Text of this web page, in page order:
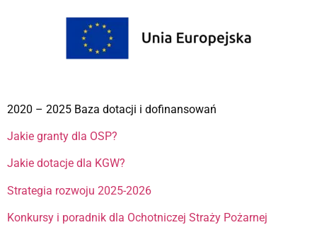
2020 – 2025 Baza dotacji i dofinansowań
Jakie granty dla OSP?
Jakie dotacje dla KGW?
Strategia rozwoju 2025-2026
Konkursy i poradnik dla Ochotniczej Straży Pożarnej